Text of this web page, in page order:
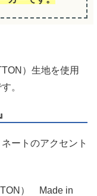
）生地を使用
。
ートのアクセント
） Made in